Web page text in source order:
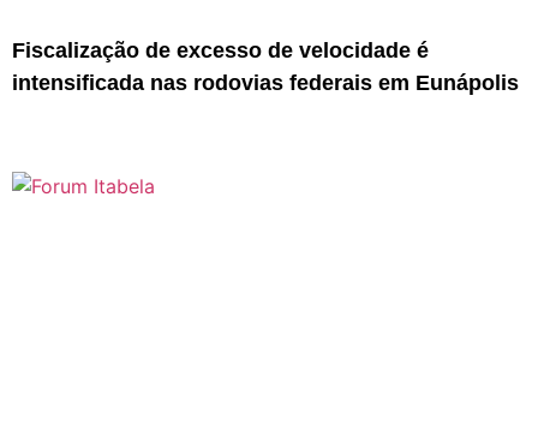
Fiscalização de excesso de velocidade é
intensificada nas rodovias federais em Eunápolis